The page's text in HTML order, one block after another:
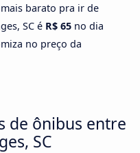
barato pra ir de
SC é R$ 65 no dia
no preço da
de ônibus entre
SC